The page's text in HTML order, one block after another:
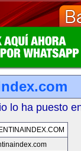
lo ha puesto